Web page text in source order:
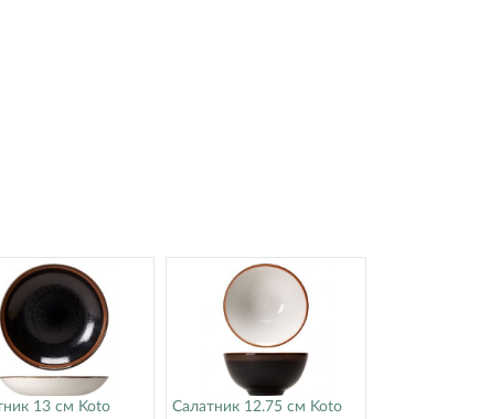
13 см Koto
Салатник 12.75 см Koto